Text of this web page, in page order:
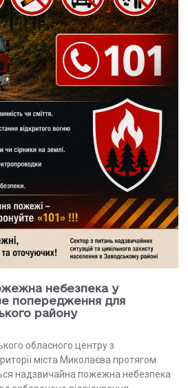
небезпека у
попередження для
району
обласного центру з
міста Миколаєва протягом
надзвичайна пожежна небезпека